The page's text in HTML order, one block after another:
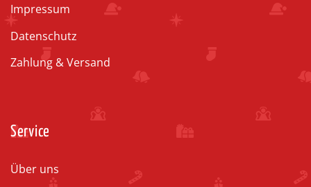
Impressum
Datenschutz
Zahlung & Versand
Service
Über uns